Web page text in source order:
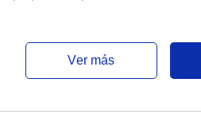
ver más